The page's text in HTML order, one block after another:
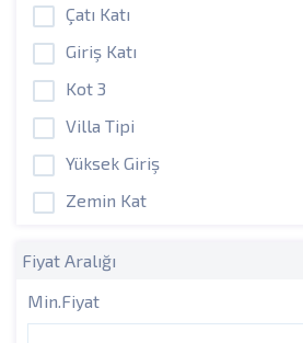
Çatı Katı
Giriş Katı
Kot 3
Villa Tipi
Yüksek Giriş
Zemin Kat
Fiyat Aralığı
Min.Fiyat